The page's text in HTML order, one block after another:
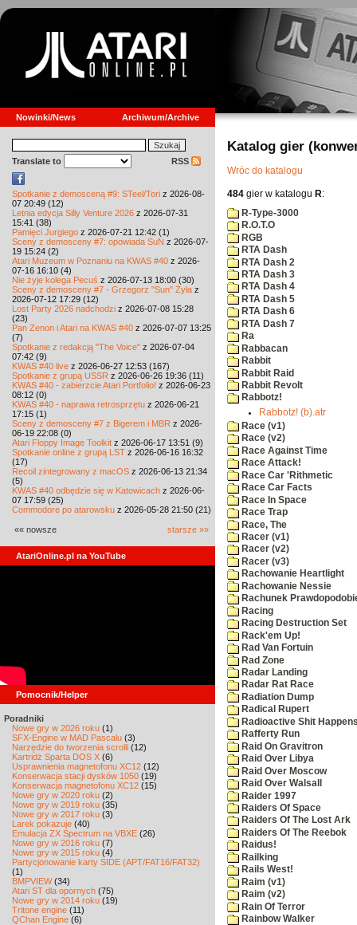
Nowinki/News Archiwum/Archive
Translate to RSS
Spotkanie z demosceną #9: STeel/Tori z 2026-08-
07 20:49 (12)
Letnia edycja Silly Venture 2026 z 2026-07-31
15:41 (38)
Pamięci Jurgiego z 2026-07-21 12:42 (1)
Sceny z demosceny #7: opowiada SuN z 2026-07-
19 15:24 (2)
Atari Muzeum w Poznaniu na KWAS #40 z 2026-
07-16 16:10 (4)
Nie żyje kolega Pecuś z 2026-07-13 18:00 (30)
Sceny z demosceny #7 - Grzegorz "Sun" Żyła z
2026-07-12 17:29 (12)
Lost Party 2026 nadchodzi z 2026-07-08 15:28
(23)
Pan Zenon i Atari na KWAS #40 z 2026-07-07 13:25
(7)
Spotkanie z redakcją "The Voice" z 2026-07-04
07:42 (9)
KWAS #40 live z 2026-06-27 12:53 (167)
Spotkanie z grupą USSR z 2026-06-26 19:36 (11)
KWAS #40 - zabierzcie Atari Portfolio! z 2026-06-23
08:12 (0)
KWAS #40 - naprawa retrosprzętu z 2026-06-21
17:15 (1)
Sceny z demosceny #7 z Bigerem i MBR z 2026-
06-19 22:08 (0)
Atari Floppy Image Toolkit z 2026-06-17 13:51 (9)
Spotkanie online z grupą LST z 2026-06-16 16:32
(17)
Recoil zintegrowany z macOS z 2026-06-13 21:34
(5)
KWAS #40 odbędzie się w Katowicach z 2026-06-
07 17:59 (25)
Commodore po atarowsku z 2026-05-28 21:50 (21)
«« nowsze starsze »»
AtariOnline.pl na YouTube
Pomocnik/Helper
Poradniki
Nowe gry w 2026 roku (1)
SFX-Engine w MAD Pascalu (3)
Narzędzie do tworzenia scrolli (12)
Kartridż Sparta DOS X (6)
Usprawnienia magnetofonu XC12 (12)
Konserwacja stacji dysków 1050 (19)
Konserwacja magnetofonu XC12 (15)
Nowe gry w 2020 roku (2)
Nowe gry w 2019 roku (35)
Nowe gry w 2017 roku (3)
Larek pokazuje (40)
Emulacja ZX Spectrum na VBXE (26)
Nowe gry w 2016 roku (7)
Nowe gry w 2015 roku (4)
Partycjonowanie karty SIDE (APT/FAT16/FAT32)
(1)
BMPVIEW(34)
Atari ST dla opornych (75)
Nowe gry w 2014 roku (19)
Tritone engine (11)
QChan Engine (6)
Katalog gier
Wróc do katalogu
484 gier w katalogu R:
R-Type-3000
R.O.T.O
RGB
RTA Dash
RTA Dash 2
RTA Dash 3
RTA Dash 4
RTA Dash 5
RTA Dash 6
RTA Dash 7
Ra
Rabbacan
Rabbit
Rabbit Raid
Rabbit Revolt
Rabbotz!
Rabbotz! (b).atr
Race (v1)
Race (v2)
Race Against Time
Race Attack!
Race Car 'Rithmetic
Race Car Facts
Race In Space
Race Trap
Race, The
Racer (v1)
Racer (v2)
Racer (v3)
Rachowanie Heartlight
Rachowanie Nessie
Rachunek
Racing
Racing Destruction Set
Rack'em Up!
Rad Van Fortuin
Rad Zone
Radar Landing
Radar Rat Race
Radiation Dump
Radical Rupert
Radioactive Shit
Rafferty Run
Raid On Gravitron
Raid Over Libya
Raid Over Moscow
Raid Over Walsall
Raider 1997
Raiders Of Space
Raiders Of The Lost Ark
Raiders Of The Reebok
Raidus!
Railking
Rails West!
Raim (v1)
Raim (v2)
Rain Of Terror
Rainbow Walker